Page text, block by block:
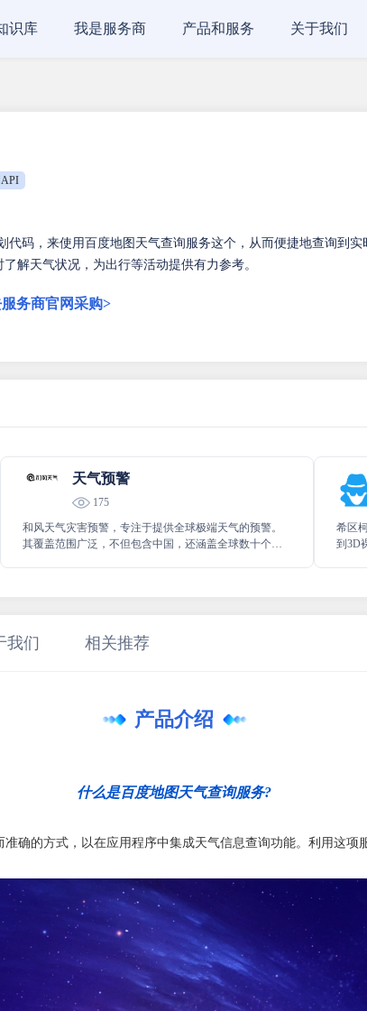
识库 我是服务商 产品和服务 关于我们
代码，来使用百度地图天气查询服务这个，从而便捷地查询到实
解天气状况，为出行等活动提供有力参考。
务商官网采购>
天气预警
175
和风天气灾害预警，专注于提供全球极端天气的预警。
其覆盖范围广泛，不但包含中国，还涵盖全球数十个国
希区
到3D
我们 相关推荐
产品介绍
什么是百度地图天气查询服务?
确的方式，以在应用程序中集成天气信息查询功能。利用这